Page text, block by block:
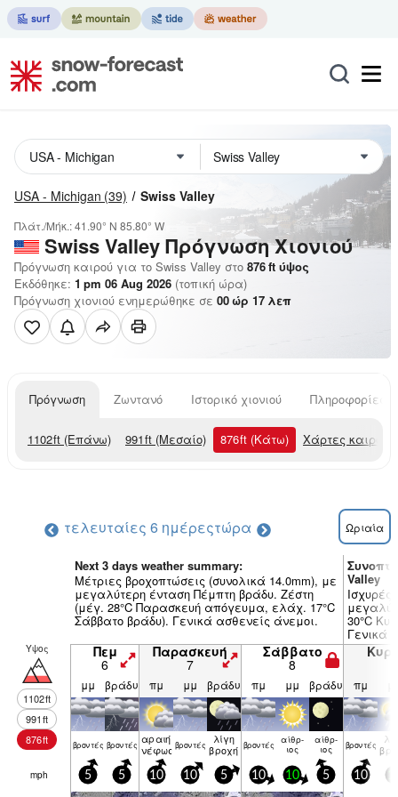
USA - Michigan (39) Swiss Valley
Πλάτ./Μήκ.:41.90° N 85.80° W
Swiss ValleyΠρόγνωση Χιονιού
Πρόγνωση καιρού για το Swiss Valley στο 876ft ύψος
Εκδόθηκε: 1 pm 06 Aug 2026 (τοπική ώρα)
Πρόγνωση χιονιού ενημερώθηκε σε 00ώρ 17 λεπ
Πρόγνωση Ζωντανό Ιστορικό χιονιού Πληροφορίες
1102ft (Επάνω) 991ft (Μεσαίο) 876ft (Κάτω) Χάρτες καιρού
τελευταίες 6 ημέρεςτώρα Ωριαία
Next 3 days weather summary:
Μέτριες βροχοπτώσεις (συνολικά 14.0mm), με
μεγαλύτερη ένταση Πέμπτη βράδυ. Ζέστη
(μέγ. 28°C Παρασκευή απόγευμα, ελάχ. 17°C
Σάββατο βράδυ). Γενικά ασθενείς άνεμοι.
Valley
30°C
Γενικά
Υψος
1102ft
991ft
876ft
Πεμ
6
Παρασκευή
7
Σάββατο
8
μμ βράδυ πμ μμ βράδυ πμ μμ βράδυ πμ
βρον­τές βρον­τές αραιή
νέφωσηβρον­τές λίγη
βροχή βρον­τές αίθρ­
ιος
αίθρ­
ιος βρον­τές
mph 5 5 10 10 5 10 10 5 10